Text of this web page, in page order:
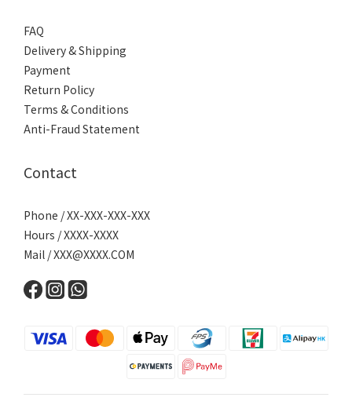
FAQ
Delivery & Shipping
Payment
Return Policy
Terms & Conditions
Anti-Fraud Statement
Contact
Phone / XX-XXX-XXX-XXX
Hours / XXXX-XXXX
Mail /XXX@XXXX.COM